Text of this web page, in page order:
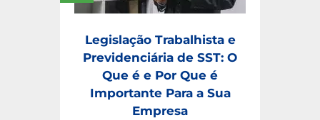
Legislação Trabalhista e
Previdenciária de SST: O
Que é e Por Que é
Importante Para a Sua
Empresa